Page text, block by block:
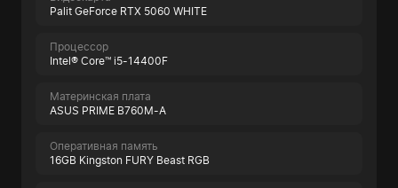
Palit GeForce RTX 5060 WHITE
Процессор
Intel® Core™ i5-14400F
Материнская плата
ASUS PRIME B760M-A
Оперативная память
16GB Kingston FURY Beast RGB